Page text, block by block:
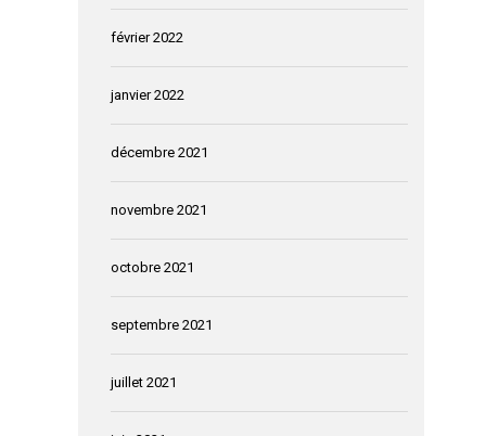
février 2022
janvier 2022
décembre 2021
novembre 2021
octobre 2021
septembre 2021
juillet 2021